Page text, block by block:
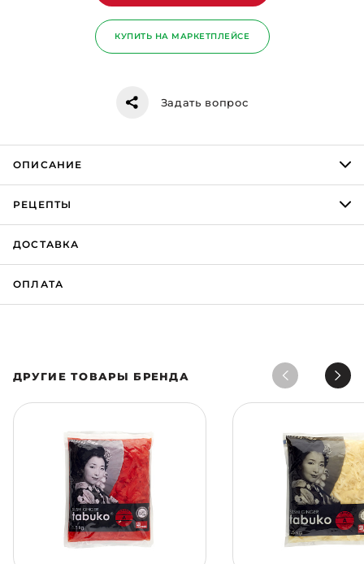
КУПИТЬ НА МАРКЕТПЛЕЙСЕ
Задать вопрос
ОПИСАНИЕ
РЕЦЕПТЫ
ДОСТАВКА
ОПЛАТА
ДРУГИЕ ТОВАРЫ БРЕНДА